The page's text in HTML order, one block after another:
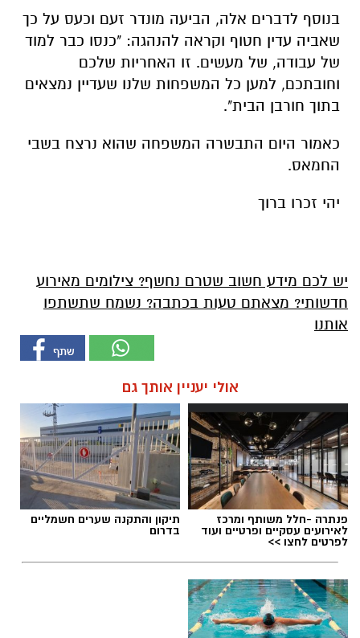
בנוסף לדברים אלה, הביעה מונדר זעם וכעס על כך
שאביה עדין חטוף וקראה להנהגה: "כנסו כבר למוד
של עבודה, של מעשים. זו האחריות שלכם
וחובתכם, למען כל המשפחות שלנו שעדיין נמצאים
בתוך חורבן הבית".
כאמור היום התבשרה המשפחה שהוא נרצח בשבי
החמאס.
יהי זכרו ברוך
יש לכם מידע חשוב שטרם נחשף? צילומים מאירוע
חדשותי? מצאתם טעות בכתבה? נשמח שתשתפו
אותנו
אולי יעניין אותך גם
פנתרה -חלל משותף ומרכז
לאירועים עסקיים ופרטיים ועוד
לפרטים לחצו >>
תיקון והתקנה שערים חשמליים
בדרום